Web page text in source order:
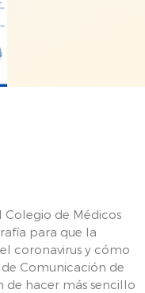
Colegio de Médicos
para que la
coronavirus y cómo
Comunicación de
de hacer más sencillo